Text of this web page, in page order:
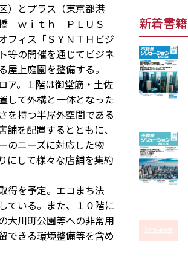
）とプラス（東京都港
橋 ｗｉｔｈ ＰＬＵＳ
フィス「ＳＹＮＴＨビジ
等の開催を通じてビジネ
上庭園を整備する。
ア。１階は御堂筋・土佐
して外構と一体となった
を持つ半屋外空間である
を配置するとともに、
のニーズに対応した物
にして様々な店舗を集約
得を予定。エコまち法
ている。また、１０階に
大川町公園等への非常用
できる環境整備等を含め
新着書籍